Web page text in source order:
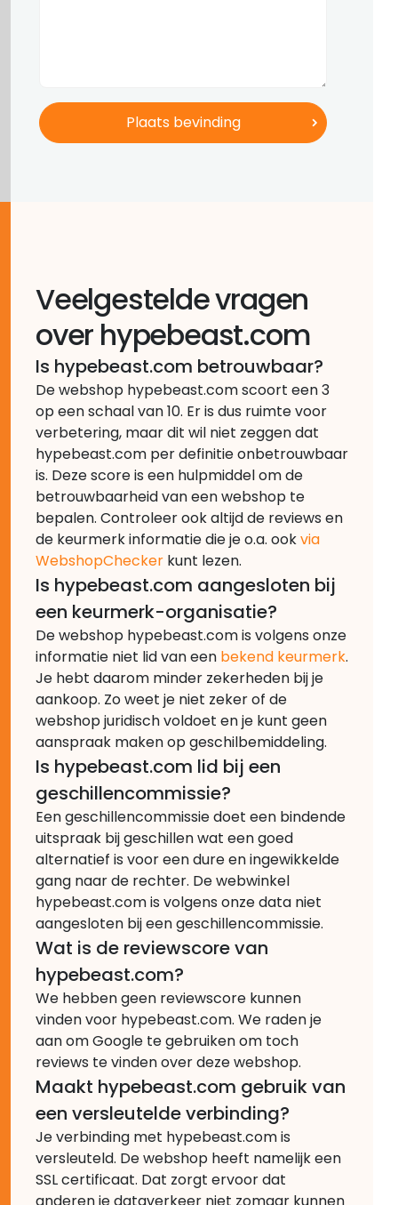
Veelgestelde vragen
over hypebeast.com
Is hypebeast.com betrouwbaar?
De webshop hypebeast.com scoort een 3
op een schaal van 10. Er is dus ruimte voor
verbetering, maar dit wil niet zeggen dat
hypebeast.com per definitie onbetrouwbaar
is. Deze score is een hulpmiddel om de
betrouwbaarheid van een webshop te
bepalen. Controleer ook altijd de reviews en
de keurmerk informatie die je o.a. ookvia
WebshopChecker kunt lezen.
Is hypebeast.com aangesloten bij
een keurmerk-organisatie?
De webshop hypebeast.com is volgens onze
informatie niet lid van een bekend keurmerk.
Je hebt daarom minder zekerheden bij je
aankoop. Zo weet je niet zeker of de
webshop juridisch voldoet en je kunt geen
aanspraak maken op geschilbemiddeling.
Is hypebeast.com lid bij een
geschillencommissie?
Een geschillencommissie doet een bindende
uitspraak bij geschillen wat een goed
alternatief is voor een dure en ingewikkelde
gang naar de rechter. De webwinkel
hypebeast.com is volgens onze data niet
aangesloten bij een geschillencommissie.
Wat is de reviewscore van
hypebeast.com?
We hebben geen reviewscore kunnen
vinden voor hypebeast.com. We raden je
aan om Google te gebruiken om toch
reviews te vinden over deze webshop.
Maakt hypebeast.com gebruik van
een versleutelde verbinding?
Je verbinding met hypebeast.com is
versleuteld. De webshop heeft namelijk een
SSL certificaat. Dat zorgt ervoor dat
anderen je dataverkeer niet zomaar kunnen